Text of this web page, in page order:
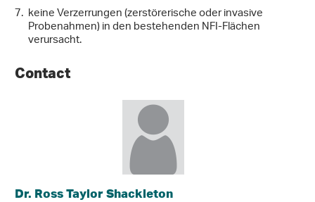
keine Verzerrungen (zerstörerische oder invasive
Probenahmen) in den bestehenden NFI-Flächen
verursacht.
Contact
Dr. Ross Taylor Shackleton